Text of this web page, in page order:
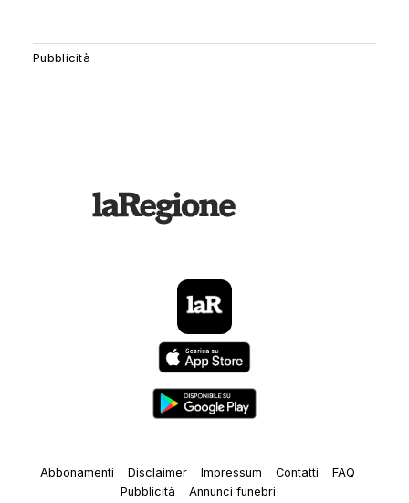
Abbonamenti Disclaimer Impressum Contatti
FAQ
Pubblicità
Annunci funebri